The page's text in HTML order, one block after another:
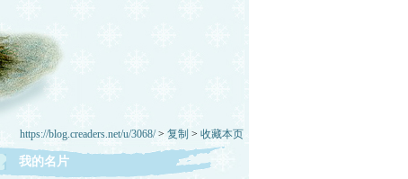
https://blog.creaders.net/u/3068/> 复制 > 收藏本页
我的名片